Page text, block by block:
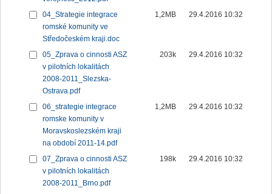
04_Strategie integrace
romské komunity ve
Středočeském kraji.doc
1,2MB 29.4.2016 10:32
05_Zprava o cinnosti ASZ
v pilotních lokalitách
2008-2011_Slezska-
Ostrava.pdf
203k 29.4.2016 10:32
06_strategie integrace
romske komunity v
Moravskoslezském kraji
na období 2011-14.pdf
1,2MB 29.4.2016 10:32
07_Zprava o cinnosti ASZ
v pilotních lokalitách
2008-2011_Brno.pdf
198k 29.4.2016 10:32